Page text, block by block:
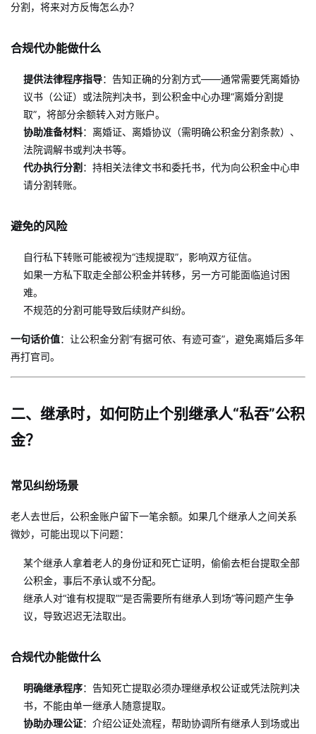
分割，将来对方反悔怎么办？
合规代办能做什么
提供法律程序指导：告知正确的分割方式——通常需要凭离婚协
议书（公证）或法院判决书，到公积金中心办理“离婚分割提
取”，将部分余额转入对方账户。
协助准备材料：离婚证、离婚协议（需明确公积金分割条款）、
法院调解书或判决书等。
代办执行分割 ：持相关法律文书和委托书，代为向公积金中心申
请分割转账。
避免的风险
自行私下转账可能被视为“违规提取”，影响双方征信。
如果一方私下取走全部公积金并转移，另一方可能面临追讨困
难。
不规范的分割可能导致后续财产纠纷。
一句话价值：让公积金分割“有据可依、有迹可查”，避免离婚后多年
再打官司。
二、继承时，如何防止个别继承人“私吞”公积
金？
常见纠纷场景
老人去世后，公积金账户留下一笔余额。如果几个继承人之间关系
微妙，可能出现以下问题：
某个继承人拿着老人的身份证和死亡证明，偷偷去柜台提取全部
公积金，事后不承认或不分配。
继承人对“谁有权提取”“是否需要所有继承人到场”等问题产生争
议，导致迟迟无法取出。
合规代办能做什么
明确继承程序：告知死亡提取必须办理继承权公证或凭法院判决
书，不能由单一继承人随意提取。
协助办理公证：介绍公证处流程，帮助协调所有继承人到场或出